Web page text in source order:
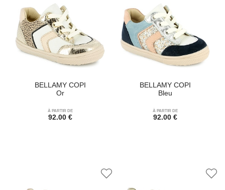
BELLAMY COPI
Or
À PARTIR DE
92.00 €
BELLAMY COPI
Bleu
À PARTIR DE
92.00 €